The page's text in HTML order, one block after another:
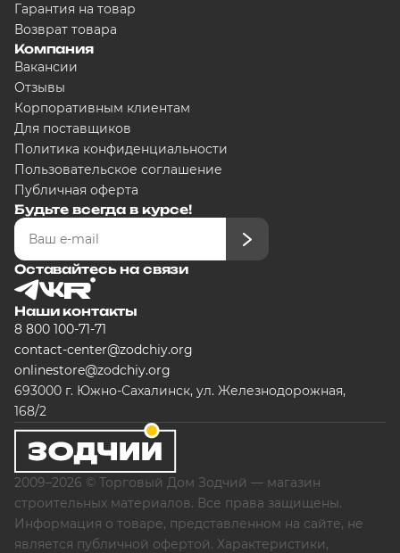
Гарантия на товар
Возврат товара
Компания
Вакансии
Отзывы
Корпоративным клиентам
Для поставщиков
Политика конфиденциальности
Пользовательское соглашение
Публичная оферта
Будьте всегда в курсе!
Оставайтесь на связи
Наши контакты
8 800 100-71-71
contact-center@zodchiy.org
onlinestore@zodchiy.org
693000 г. Южно-Сахалинск, ул. Железнодорожная,
168/2
2009–2026 © Торговый Дом Зодчий — магазин
строительных материалов. Все права защищены.
Информация о товаре, представленном на сайте, не
является публичной офертой. Характеристики,